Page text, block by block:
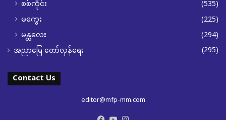
စစ်ကိုင်း
(535)
မကွေး
(225)
မန္တလေး
(294)
အညာမြေ တော်လှန်ရေး (295)
Contact Us
editor@mfp-mm.com